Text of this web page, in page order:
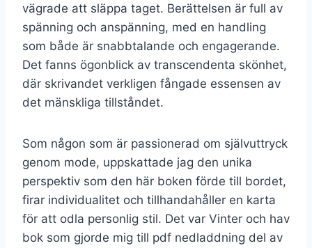
vägrade att släppa taget. Berättelsen är full av
spänning och anspänning, med en handling
som både är snabbtalande och engagerande.
Det fanns ögonblick av transcendenta skönhet,
där skrivandet verkligen fångade essensen av
det mänskliga tillståndet.
Som någon som är passionerad om självuttryck
genom mode, uppskattade jag den unika
perspektiv som den här boken förde till bordet,
firar individualitet och tillhandahåller en karta
för att odla personlig stil. Det var Vinter och hav
bok som gjorde mig till pdf nedladdning del av